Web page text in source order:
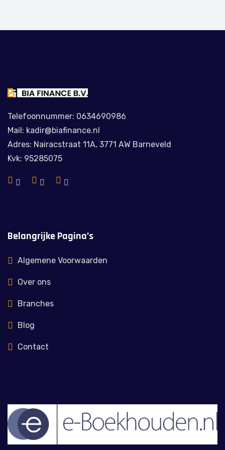
Telefoonnummer: 0634690986
Mail: kadir@biafinance.nl
Adres: Nairacstraat 11A, 3771 AW Barneveld
Kvk: 95285075
Belangrijke Pagina’s
Algemene Voorwaarden
Over ons
Branches
Blog
Contact